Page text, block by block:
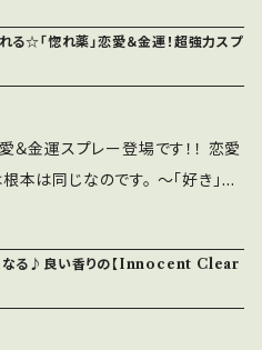
不調を感じている皆様へ！ 愛と光
をお届けいたします あなたの
増して エネルギーを高めていく
ネルギーでも
愛と光のエネルギー
愛と光】 あなたの内面の
世の中を光らせ、あなたが導き
うにするものです。 ヒーラーや人
る☆「惚れ薬」恋愛＆金運！超強力スプ
金運スプレー登場です！！ 恋愛
本は同じなのです。 ～「好き」を
愛スプレー、超
レーです。 あなたの強く
象を思い浮かべながら スプレー
なる♪良い香りの【Innocent Clear